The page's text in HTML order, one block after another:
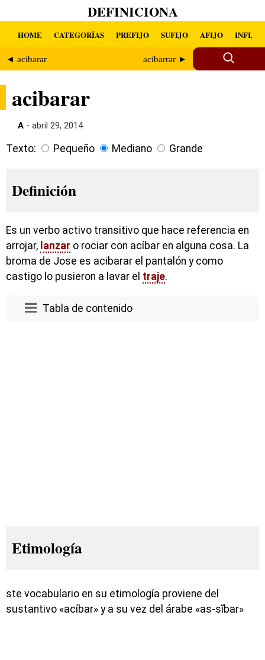
DEFINICIONA
HOME CATEGORÍAS PREFIJO SUFIJO AFIJO INFIJO
◄ acibarar acibarrar ►
acibarar
A - abril 29, 2014
Texto: Pequeño Mediano Grande
Definición
Es un verbo activo transitivo que hace referencia en
arrojar, lanzar o rociar con acíbar en alguna cosa. La
broma de Jose es acibarar el pantalón y como
castigo lo pusieron a lavar el traje.
Tabla de contenido
Etimología
ste vocabulario en su etimología proviene del
sustantivo «acíbar» y a su vez del árabe «as-sĭbar»